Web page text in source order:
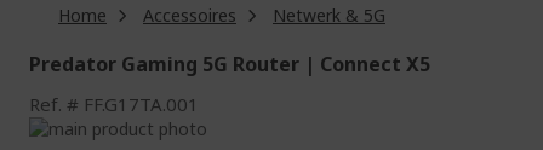
Home Accessoires Netwerk & 5G
Predator Gaming 5G Router | Connect X5
Ref. FF.G17TA.001
Ga